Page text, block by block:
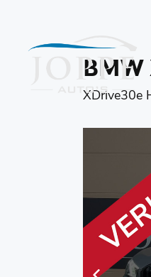
BMW
XDrive30e